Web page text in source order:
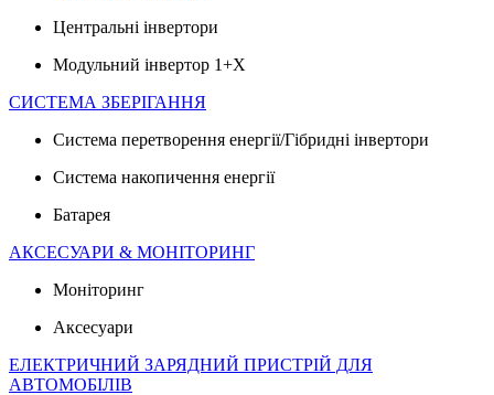
Центральні інвертори
Модульний інвертор 1+X
СИСТЕМА ЗБЕРІГАННЯ
Система перетворення енергії/Гібридні інвертори
Система накопичення енергії
Батарея
АКСЕСУАРИ & МОНІТОРИНГ
Моніторинг
Аксесуари
ЕЛЕКТРИЧНИЙ ЗАРЯДНИЙ ПРИСТРІЙ ДЛЯ
АВТОМОБІЛІВ